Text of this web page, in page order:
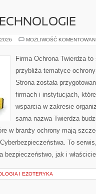
MOŻLIWOŚĆ
Firma Ochrona Twierdza
przybliża tematyce
Strona została
firmach i instytucjach,
wsparcia w zakresie
sama nazwa Twierdza
w branży ochrony mają
To
bezpieczeństwo, jak i
I EZOTERYKA